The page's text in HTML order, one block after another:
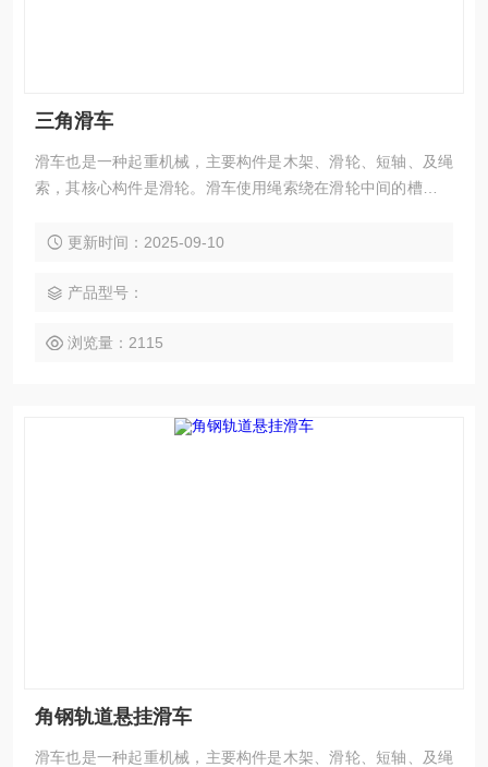
三角滑车
滑车也是一种起重机械，主要构件是木架、滑轮、短轴、及绳
索，其核心构件是滑轮。滑车使用绳索绕在滑轮中间的槽内。
矿山,农业,电力,建筑等生产施工,码头,船坞,仓库的机器安装,货
更新时间：2025-09-10
产品型号：
浏览量：2115
角钢轨道悬挂滑车
滑车也是一种起重机械，主要构件是木架、滑轮、短轴、及绳